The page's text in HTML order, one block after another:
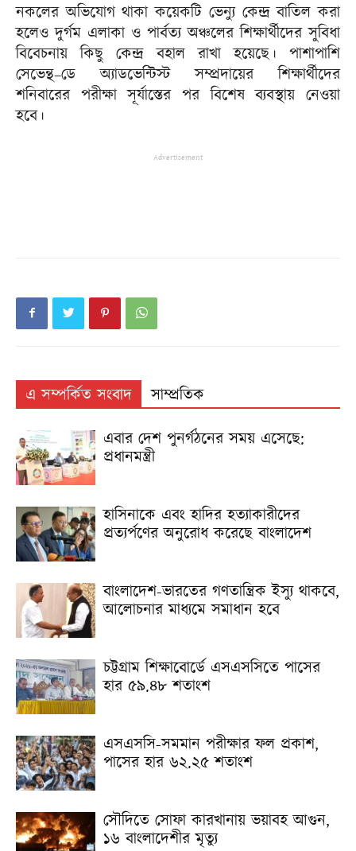
নকলের অভিযোগ থাকা কয়েকটি ভেন্যু কেন্দ্র বাতিল করা
হলেও দুর্গম এলাকা ও পার্বত্য অঞ্চলের শিক্ষার্থীদের সুবিধা
বিবেচনায় কিছু কেন্দ্র বহাল রাখা হয়েছে। পাশাপাশি
সেভেন্থ–ডে অ্যাডভেন্টিস্ট সম্প্রদায়ের শিক্ষার্থীদের
শনিবারের পরীক্ষা সূর্যাস্তের পর বিশেষ ব্যবস্থায় নেওয়া
হবে।
Advertisement
এ সম্পর্কিত সংবাদ
সাম্প্রতিক
এবার দেশ পুনর্গঠনের সময় এসেছে:
প্রধানমন্ত্রী
হাসিনাকে এবং হা‌দির হত্যাকারীদের
প্রত্যর্পণের অনুরোধ করেছে বাংলাদেশ
বাংলাদেশ-ভারতের গণতান্ত্রিক ইস্যু থাকবে,
আলোচনার মাধ্যমে সমাধান হবে
চট্টগ্রাম শিক্ষাবোর্ডে এসএসসিতে পাসের
হার ৫৯.৪৮ শতাংশ
এসএসসি-সমমান পরীক্ষার ফল প্রকাশ,
পাসের হার ৬২.২৫ শতাংশ
সৌদিতে সোফা কারখানায় ভয়াবহ আগুন,
১৬ বাংলাদেশীর মৃত্যু